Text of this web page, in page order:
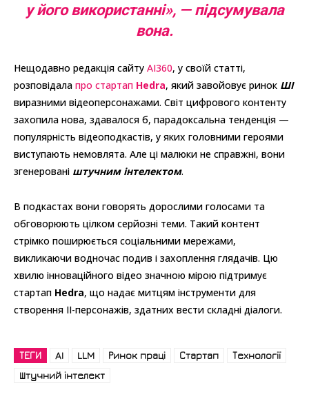
у його використанні», — підсумувала
вона.
Нещодавно редакція сайту AI360, у своїй статті,
розповідала про стартап Hedra, який завойовує ринок ШІ
виразними відеоперсонажами. Світ цифрового контенту
захопила нова, здавалося б, парадоксальна тенденція —
популярність відеоподкастів, у яких головними героями
виступають немовлята. Але ці малюки не справжні, вони
згенеровані штучним інтелектом.
В подкастах вони говорять дорослими голосами та
обговорюють цілком серйозні теми. Такий контент
стрімко поширюється соціальними мережами,
викликаючи водночас подив і захоплення глядачів. Цю
хвилю інноваційного відео значною мірою підтримує
стартап Hedra, що надає митцям інструменти для
створення ІІ-персонажів, здатних вести складні діалоги.
ТЕГИ AI LLM Ринок праці Стартап
Технології
Штучний інтелект